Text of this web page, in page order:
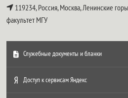
119234, Россия, Москва, Ленинские
факультет МГУ
Служебные документы и бланки
Доступ к сервисам Яндекс